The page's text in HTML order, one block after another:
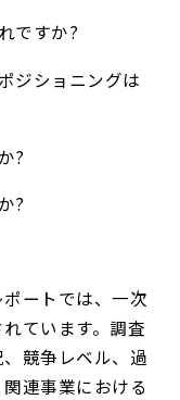
ですか?
ジショニングは
?
?
ートでは、一次
ています。調査
競争レベル、過
連事業における